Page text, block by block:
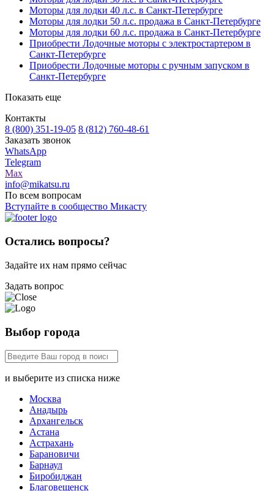
Моторы для лодки 40 л.с. в Санкт-Петербурге
Моторы для лодки 50 л.с. продажа в Санкт-Петербурге
Моторы для лодки 60 л.с. продажа в Санкт-Петербурге
Приобрести Лодочные моторы с электростартером в
Санкт-Петербурге
Приобрести Лодочные моторы с ручным запуском в
Санкт-Петербурге
Показать еще
Контакты
8 (800) 351-19-05 8 (812) 760-48-61
Заказать звонок
WhatsApp
Telegram
Max
info@mikatsu.ru
По всем вопросам
Вступайте в сообщество Микасту
Остались вопросы?
Задайте их нам прямо сейчас
Задать вопрос
Выбор города
и выберите из списка ниже
Москва
Анадырь
Архангельск
Астана
Астрахань
Барановичи
Барнаул
Биробиджан
Благовещенск